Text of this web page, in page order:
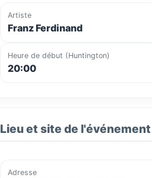
Artiste
Franz Ferdinand
Heure de début (Huntington)
20:00
Lieu et site de l'événement
Adresse